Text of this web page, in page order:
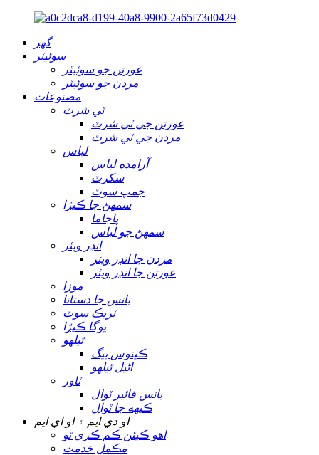
گهر
سوئيٽر
عورتن جو سوئيٽر
مردن جو سوئيٽر
مصنوعات
ٽي شرٽ
عورتن جي ٽي شرٽ
مردن جي ٽي شرٽ
لباس
آرامده لباس
سکرٽ
جمپ سوٽ
سمهڻ جا ڪپڙا
پاجاما
سمهڻ جو لباس
انڊر ويئر
مردن جا انڊر ويئر
عورتن جا انڊر ويئر
موزا
بانس جا دستانا
ٽريڪ سوٽ
يوگا ڪپڙا
ٿيلهو
ڪينوس بيگ
اڻيل ٿيلهو
ٽاور
بانس فائبر ٽوال
ڪپهه جا ٽوال
او ڊي ايم ۽ او اي ايم
اهو ڪيئن ڪم ڪري ٿو
مڪمل خدمت